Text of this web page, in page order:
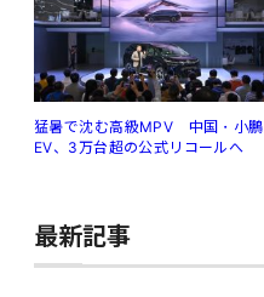
猛暑で沈む高級MPV 中国・小鵬
EV、3万台超の公式リコールへ
最新記事